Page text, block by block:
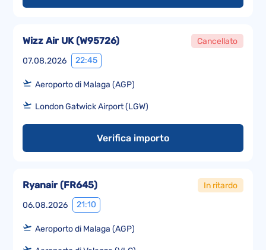
07.08.2026 22:45
Wizz Air UK(W95726) Cancellato
Aeroporto di Malaga (AGP)
London Gatwick Airport (LGW)
Verifica importo
06.08.2026 21:10
Ryanair(FR645) In ritardo
Aeroporto di Malaga (AGP)